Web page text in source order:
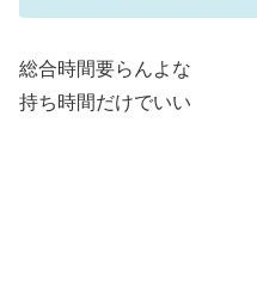
総合時間要らんよな
持ち時間だけでいい